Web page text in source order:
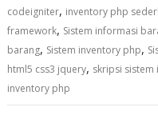
codeigniter, inventory php
framework, Sistem informasi
barang, Sistem inventory php,
html5 css3 jquery, skripsi
inventory php